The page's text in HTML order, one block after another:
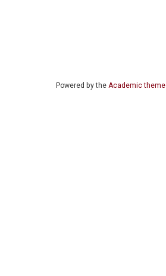
Powered by the Academic theme